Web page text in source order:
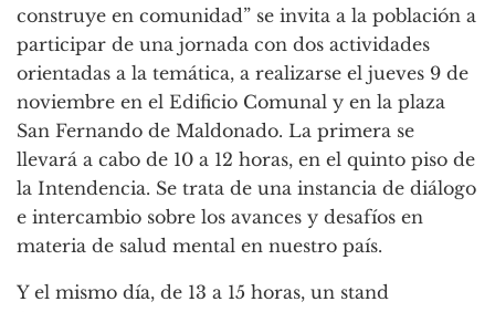
construye en comunidad” se invita a la población a
participar de una jornada con dos actividades
orientadas a la temática, a realizarse el jueves 9 de
noviembre en el Edificio Comunal y en la plaza
San Fernando de Maldonado. La primera se
llevará a cabo de 10 a 12 horas, en el quinto piso de
la Intendencia. Se trata de una instancia de diálogo
e intercambio sobre los avances y desafíos en
materia de salud mental en nuestro país.
Y el mismo día, de 13 a 15 horas, un stand